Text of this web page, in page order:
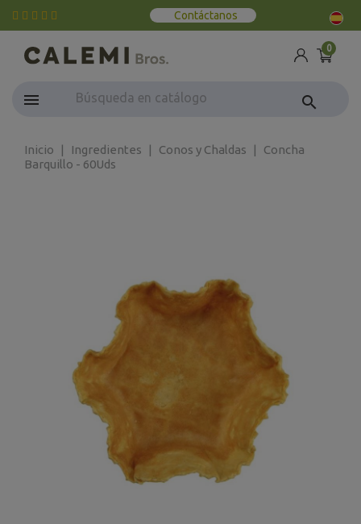
Contáctanos
0
search
Inicio Ingredientes Conos y Chaldas
Concha
Barquillo - 60Uds